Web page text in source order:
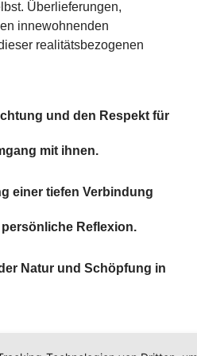
Überlieferungen,
innewohnenden
realitätsbezogenen
und den Respekt für
mit ihnen.
einer tiefen Verbindung
Reflexion.
Natur und Schöpfung in